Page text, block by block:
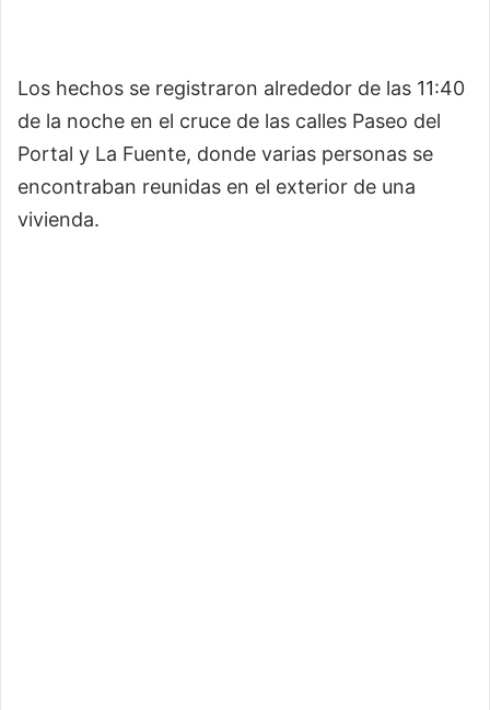
Los hechos se registraron alrededor de las 11:40
de la noche en el cruce de las calles Paseo del
Portal y La Fuente, donde varias personas se
encontraban reunidas en el exterior de una
vivienda.